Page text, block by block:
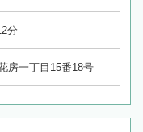
分
房一丁目15番18号